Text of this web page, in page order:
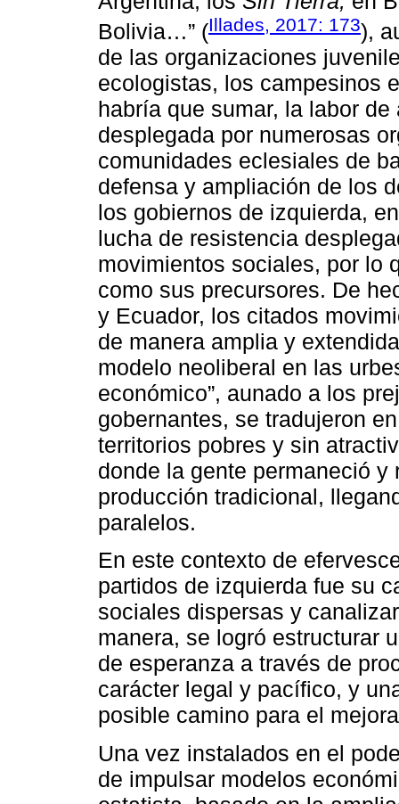
Bolivia…” (Illades, 2017: 173),
de las organizaciones
ecologistas, los campesinos
habría que sumar, la labor
desplegada por numerosas
comunidades eclesiales de
defensa y ampliación de los
los gobiernos de izquierda,
lucha de resistencia
movimientos sociales, por lo
como sus precursores. De
y Ecuador, los citados
de manera amplia y
modelo neoliberal en las
económico”, aunado a los
gobernantes, se tradujeron
territorios pobres y sin
donde la gente permaneció
producción tradicional,
paralelos.
En este contexto de
partidos de izquierda fue su
sociales dispersas y
manera, se logró estructurar
de esperanza a través de
carácter legal y pacífico, y
posible camino para el
Una vez instalados en el
de impulsar modelos